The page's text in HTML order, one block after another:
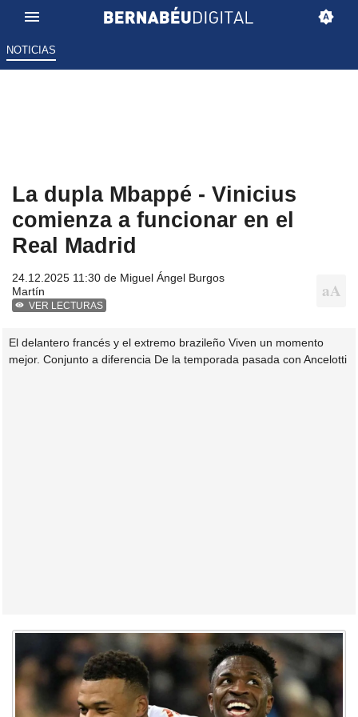
NOTICIAS
La dupla Mbappé - Vinicius
comienza a funcionar en el
Real Madrid
24.12.2025 11:30 de Miguel Ángel Burgos
Martín
VER LECTURAS
El delantero francés y el extremo brazileño Viven un momento
mejor. Conjunto a diferencia De la temporada pasada con Ancelotti